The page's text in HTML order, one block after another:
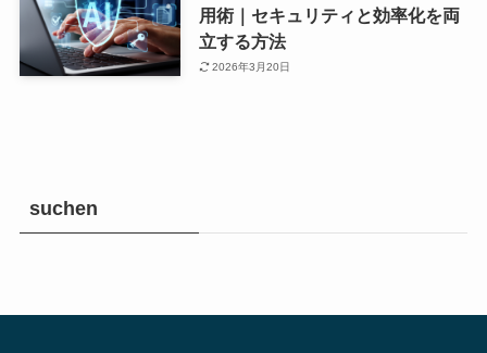
用術｜セキュリティと効率化を両
立する方法
2026年3月20日
suchen